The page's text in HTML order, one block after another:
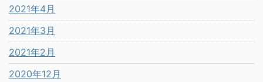
2021年4月
2021年3月
2021年2月
2020年12月